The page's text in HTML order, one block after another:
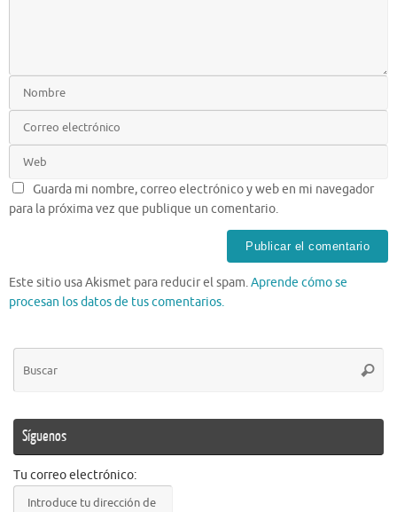
Guarda mi nombre, correo electrónico y web en mi navegador
para la próxima vez que publique un comentario.
Este sitio usa Akismet para reducir el spam.Aprende cómo se
procesan los datos de tus comentarios.
Síguenos
Tu correo electrónico: